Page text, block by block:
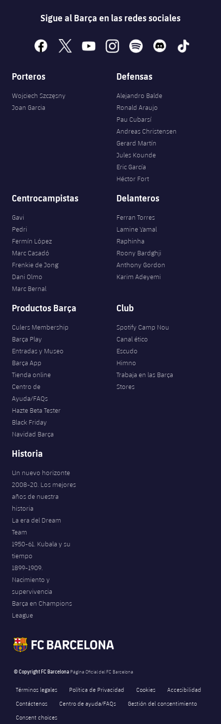
Sigue al Barça en las redes sociales
facebook
x youtubeinstagramspotify discord tiktok
Porteros
Wojciech Szczęsny
Joan Garcia
Defensas
Alejandro Balde
Ronald Araujo
Pau Cubarsí
Andreas Christensen
Gerard Martín
Jules Kounde
Eric García
Héctor Fort
Centrocampistas
Gavi
Pedri
Fermín López
Marc Casadó
Frenkie de Jong
Dani Olmo
Marc Bernal
Delanteros
Ferran Torres
Lamine Yamal
Raphinha
Roony Bardghji
Anthony Gordon
Karim Adeyemi
Productos Barça
Culers Membership
Barça Play
Entradas y Museo
Barça App
Tienda online
Centro de
Ayuda/FAQs
Hazte Beta Tester
Black Friday
Navidad Barça
Club
Spotify Camp Nou
Canal ético
Escudo
Himno
Trabaja en las Barça
Stores
Historia
Un nuevo horizonte
2008-20. Los mejores
años de nuestra
historia
La era del Dream
Team
1950-61. Kubala y su
tiempo
1899-1909.
Nacimiento y
supervivencia
Barça en Champions
League
© Copyright FC Barcelona Página Oficial del FC Barcelona
Términos legales Política de Privacidad Cookies
Accesibilidad
Contáctenos
Centro de ayuda/FAQs
Gestión del consentimiento
Consent choices